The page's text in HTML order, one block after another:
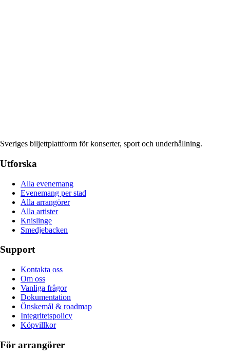
Sveriges biljettplattform för konserter, sport och underhållning.
Utforska
Alla evenemang
Evenemang per stad
Alla arrangörer
Alla artister
Knislinge
Smedjebacken
Support
Kontakta oss
Om oss
Vanliga frågor
Dokumentation
Önskemål & roadmap
Integritetspolicy
Köpvillkor
För arrangörer